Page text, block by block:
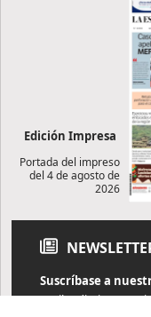
Edición Impresa
Portada del impreso
del 4 de agosto de
2026
Suscríbase a
Reciba diariamente